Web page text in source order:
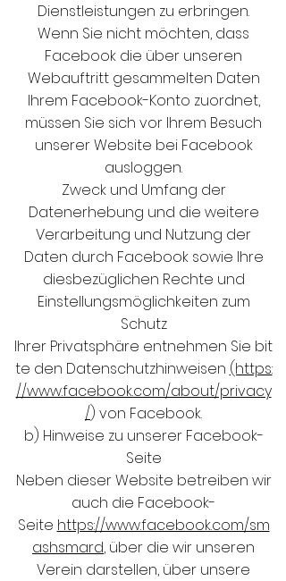
Dienstleistungen zu erbringen.
Wenn Sie nicht möchten, dass
Facebook die über unseren
Webauftritt gesammelten Daten
Ihrem Facebook-Konto zuordnet,
müssen Sie sich vor Ihrem Besuch
unserer Website bei Facebook
ausloggen.
Zweck und Umfang der
Datenerhebung und die weitere
Verarbeitung und Nutzung der
Daten durch Facebook sowie Ihre
diesbezüglichen Rechte und
Einstellungsmöglichkeiten zum
Schutz
Ihrer Privatsphäre entnehmen Sie bit
te den Datenschutzhinweisen (https:
//www.facebook.com/about/privacy
/) von Facebook.
b) Hinweise zu unserer Facebook-
Seite
Neben dieser Website betreiben wir
auch die Facebook-
Seite https://www.facebook.com/sm
ashsmard, über die wir unseren
Verein darstellen, über unsere